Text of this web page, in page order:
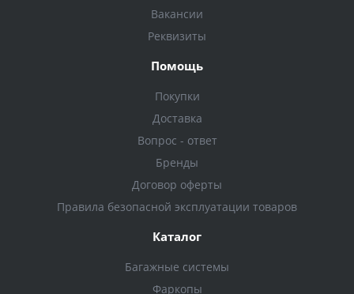
Вакансии
Реквизиты
Помощь
Покупки
Доставка
Вопрос - ответ
Бренды
Договор оферты
Правила безопасной эксплуатации товаров
Каталог
Багажные системы
Фаркопы